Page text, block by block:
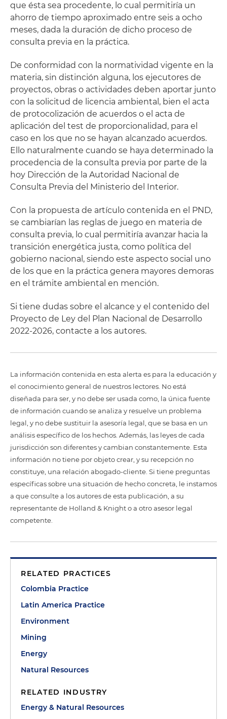
que ésta sea procedente, lo cual permitiría un
ahorro de tiempo aproximado entre seis a ocho
meses, dada la duración de dicho proceso de
consulta previa en la práctica.
De conformidad con la normatividad vigente en la
materia, sin distinción alguna, los ejecutores de
proyectos, obras o actividades deben aportar junto
con la solicitud de licencia ambiental, bien el acta
de protocolización de acuerdos o el acta de
aplicación del test de proporcionalidad, para el
caso en los que no se hayan alcanzado acuerdos.
Ello naturalmente cuando se haya determinado la
procedencia de la consulta previa por parte de la
hoy Dirección de la Autoridad Nacional de
Consulta Previa del Ministerio del Interior.
Con la propuesta de artículo contenida en el PND,
se cambiarían las reglas de juego en materia de
consulta previa, lo cual permitiría avanzar hacia la
transición energética justa, como política del
gobierno nacional, siendo este aspecto social uno
de los que en la práctica genera mayores demoras
en el trámite ambiental en mención.
Si tiene dudas sobre el alcance y el contenido del
Proyecto de Ley del Plan Nacional de Desarrollo
2022-2026, contacte a los autores.
La información contenida en esta alerta es para la educación y
el conocimiento general de nuestros lectores. No está
diseñada para ser, y no debe ser usada como, la única fuente
de información cuando se analiza y resuelve un problema
legal, y no debe sustituir la asesoría legal, que se basa en un
análisis específico de los hechos. Además, las leyes de cada
jurisdicción son diferentes y cambian constantemente. Esta
información no tiene por objeto crear, y su recepción no
constituye, una relación abogado-cliente. Si tiene preguntas
específicas sobre una situación de hecho concreta, le instamos
a que consulte a los autores de esta publicación, a su
representante de Holland & Knight o a otro asesor legal
competente.
RELATED PRACTICES
Colombia Practice
Latin America Practice
Environment
Mining
Energy
Natural Resources
RELATED INDUSTRY
Energy & Natural Resources